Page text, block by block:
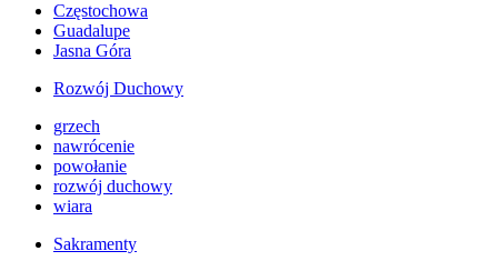
Częstochowa
Guadalupe
Jasna Góra
Rozwój Duchowy
grzech
nawrócenie
powołanie
rozwój duchowy
wiara
Sakramenty